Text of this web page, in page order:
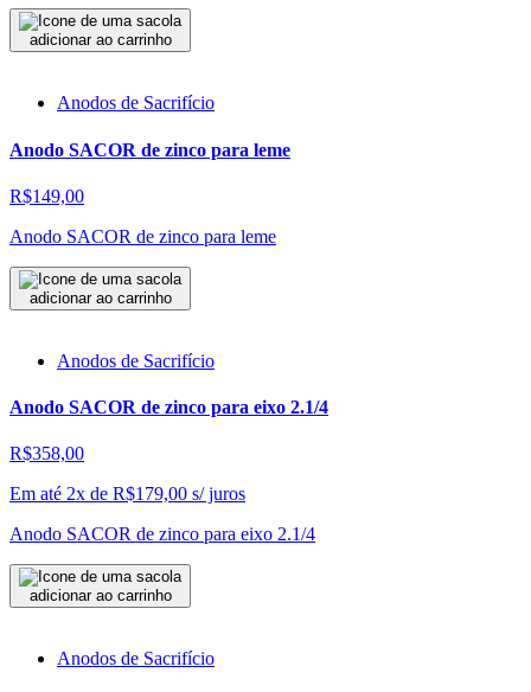
adicionar ao carrinho
Anodos de Sacrifício
Anodo SACOR de zinco para leme
R$149,00
Anodo SACOR de zinco para leme
adicionar ao carrinho
Anodos de Sacrifício
Anodo SACOR de zinco para eixo 2.1/4
R$358,00
Em até 2x de R$179,00 s/ juros
Anodo SACOR de zinco para eixo 2.1/4
adicionar ao carrinho
Anodos de Sacrifício